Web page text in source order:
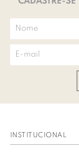
INSTITUCIONAL